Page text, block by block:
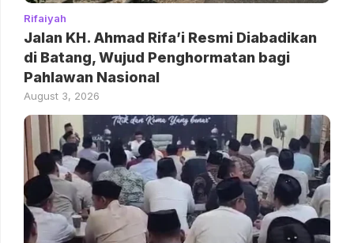
Rifaiyah
Jalan KH. Ahmad Rifa’i Resmi Diabadikan
di Batang, Wujud Penghormatan bagi
Pahlawan Nasional
August 3, 2026